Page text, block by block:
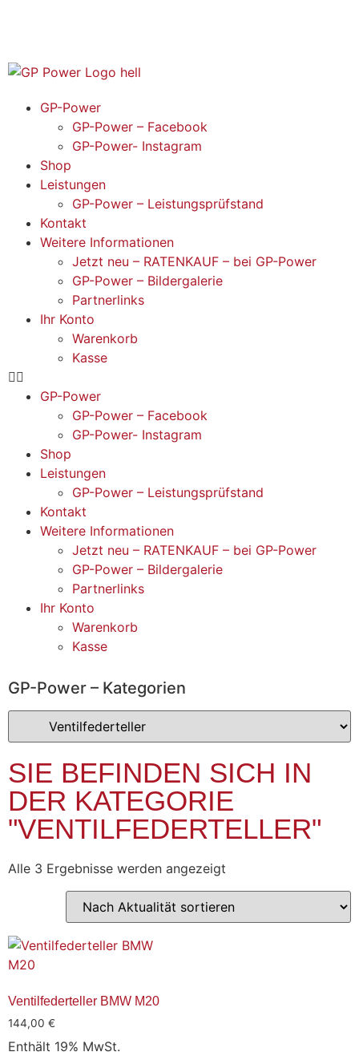
GP-Power
GP-Power – Facebook
GP-Power- Instagram
Shop
Leistungen
GP-Power – Leistungsprüfstand
Kontakt
Weitere Informationen
Jetzt neu – RATENKAUF – bei GP-Power
GP-Power – Bildergalerie
Partnerlinks
Ihr Konto
Warenkorb
Kasse
GP-Power
GP-Power – Facebook
GP-Power- Instagram
Shop
Leistungen
GP-Power – Leistungsprüfstand
Kontakt
Weitere Informationen
Jetzt neu – RATENKAUF – bei GP-Power
GP-Power – Bildergalerie
Partnerlinks
Ihr Konto
Warenkorb
Kasse
GP-Power – Kategorien
SIE BEFINDEN SICH IN
DER KATEGORIE
"VENTILFEDERTELLER"
Alle 3 Ergebnisse werden angezeigt
Ventilfederteller BMW M20
144,00 €
Enthält 19% MwSt.